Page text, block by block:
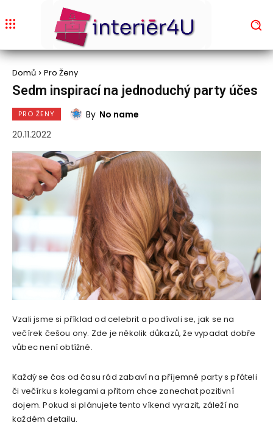
Domů Pro Ženy
Sedm inspirací na jednoduchý party účes
PRO ŽENY By No name
20.11.2022
Vzali jsme si příklad od celebrit a podívali se, jak se na
večírek češou ony. Zde je několik důkazů, že vypadat dobře
vůbec není obtížné.
Každý se čas od času rád zabaví na příjemné party s přáteli
či večírku s kolegami a přitom chce zanechat pozitivní
dojem. Pokud si plánujete tento víkend vyrazit, záleží na
každém detailu.